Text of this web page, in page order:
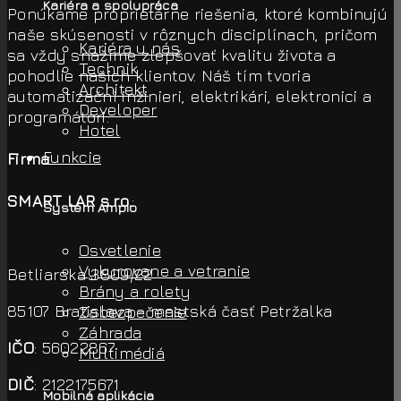
Kariéra a spolupráca
Kariéra u nás
Technik
Architekt
Developer
Hotel
Funkcie
Systém Ampio
Osvetlenie
Vykurovane a vetranie
Brány a rolety
Zabezpečenie
Záhrada
Multimédiá
Mobilná aplikácia
Ponúkame proprietárne riešenia, ktoré kombinujú
naše skúsenosti v rôznych disciplínach, pričom
sa vždy snažíme zlepšovať kvalitu života a
pohodlie našich klientov. Náš tím tvoria
automatizační inžinieri, elektrikári, elektronici a
programátori.
Firma
SMART LAR s.r.o.:
Betliarska 3809/22
85107 Bratislava - mestská časť Petržalka
IČO: 56022867
DIČ: 2122175671